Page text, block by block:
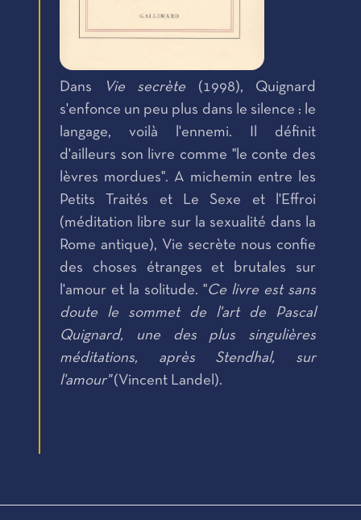
Dans Vie secrète (1998), Quignard
s'enfonce un peu plus dans le silence : le
langage, voilà l'ennemi. Il définit
d'ailleurs son livre comme "le conte des
lèvres mordues". A michemin entre les
Petits Traités et Le Sexe et l'Effroi
(méditation libre sur la sexualité dans la
Rome antique), Vie secrète nous confie
des choses étranges et brutales sur
l'amour et la solitude. "Ce livre est sans
doute le sommet de l'art de Pascal
Quignard, une des plus singulières
méditations, après Stendhal, sur
l'amour"(Vincent Landel).